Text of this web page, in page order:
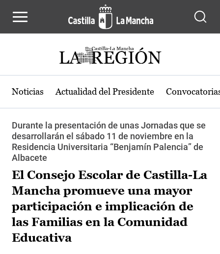
Noticias Actualidad del Presidente
Durante la presentación de unas Jornadas que se
desarrollarán el sábado 11 de noviembre en la
Residencia Universitaria “Benjamín Palencia” de
Albacete
El Consejo Escolar de Castilla-La
Mancha promueve una mayor
participación e implicación de
las Familias en la Comunidad
Educativa